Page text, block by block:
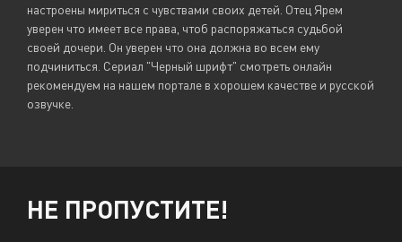
настроены мириться с чувствами своих детей. Отец Ярем
уверен что имеет все права, чтоб распоряжаться судьбой
своей дочери. Он уверен что она должна во всем ему
подчиниться. Сериал "Черный шрифт" смотреть онлайн
рекомендуем на нашем портале в хорошем качестве и русской
озвучке.
НЕ ПРОПУСТИТЕ!